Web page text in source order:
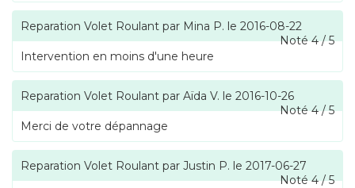
Reparation Volet Roulant par Mina P. le 2016-08-22
Noté4/5
Intervention en moins d'une heure
Reparation Volet Roulant par Aïda V. le 2016-10-26
Noté4/5
Merci de votre dépannage
Reparation Volet Roulant par Justin P. le 2017-06-27
Noté4/5